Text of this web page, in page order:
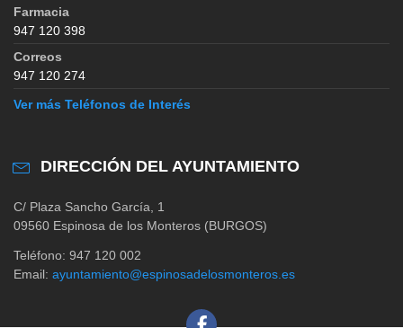
Farmacia
947 120 398
Correos
947 120 274
Ver más Teléfonos de Interés
DIRECCIÓN DEL AYUNTAMIENTO
C/ Plaza Sancho García, 1
09560 Espinosa de los Monteros (BURGOS)
Teléfono: 947 120 002
Email: ayuntamiento@espinosadelosmonteros.es